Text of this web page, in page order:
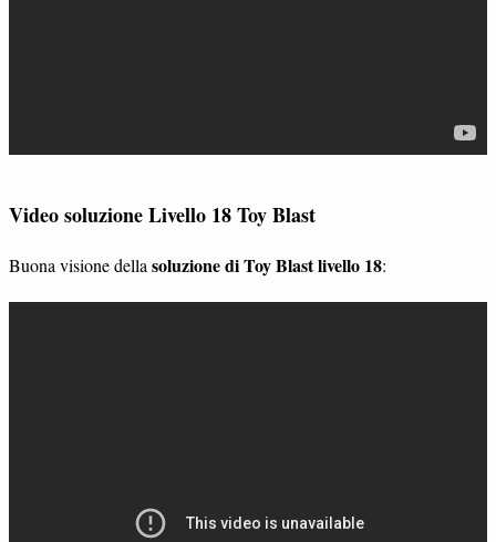
Video soluzione Livello 18 Toy Blast
Buona visione della soluzione di Toy Blast livello 18: